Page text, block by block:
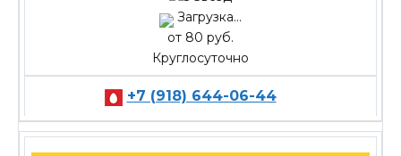
Загрузка...
от 80 руб.
Круглосуточно
+7 (918) 644-06-44